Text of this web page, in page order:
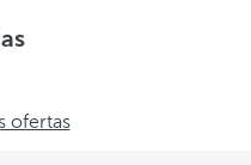
ofertas